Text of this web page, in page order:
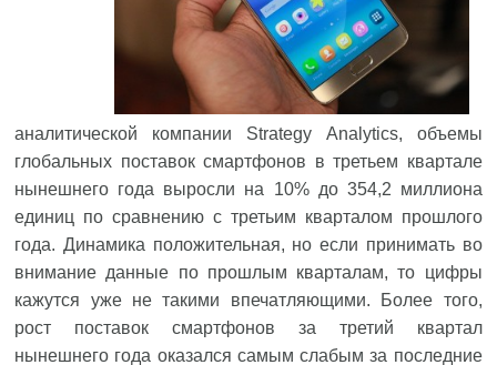
аналитической компании Strategy Analytics, объемы
глобальных поставок смартфонов в третьем квартале
нынешнего года выросли на 10% до 354,2 миллиона
единиц по сравнению с третьим кварталом прошлого
года. Динамика положительная, но если принимать во
внимание данные по прошлым кварталам, то цифры
кажутся уже не такими впечатляющими. Более того,
рост поставок смартфонов за третий квартал
нынешнего года оказался самым слабым за последние